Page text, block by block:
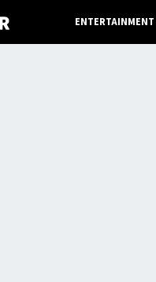
ENTERTAINMENT